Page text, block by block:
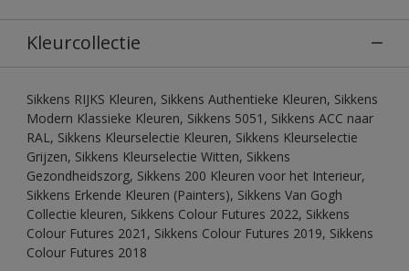
Kleurcollectie
Sikkens RIJKS Kleuren, Sikkens Authentieke Kleuren, Sikkens
Modern Klassieke Kleuren, Sikkens 5051, Sikkens ACC naar
RAL, Sikkens Kleurselectie Kleuren, Sikkens Kleurselectie
Grijzen, Sikkens Kleurselectie Witten, Sikkens
Gezondheidszorg, Sikkens 200 Kleuren voor het Interieur,
Sikkens Erkende Kleuren (Painters), Sikkens Van Gogh
Collectie kleuren, Sikkens Colour Futures 2022, Sikkens
Colour Futures 2021, Sikkens Colour Futures 2019, Sikkens
Colour Futures 2018